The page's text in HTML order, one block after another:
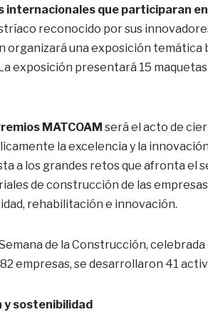
internacionales que participaran
reconocido por sus
organizará una exposición temática
exposición presentará 15
MATCOAM será el acto de
la excelencia y la
a los grandes retos que afronta el
de construcción de las
rehabilitación e innovación.
de la Construcción,
empresas, se desarrollaron 41
y sostenibilidad